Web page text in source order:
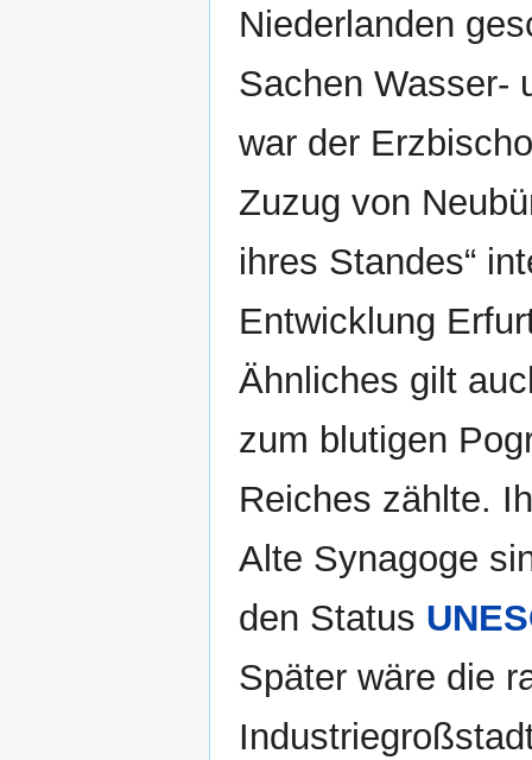
Niederlanden
Sachen Wasser-
war der
Zuzug von
ihres Standes“
Entwicklung
Ähnliches gilt
zum blutigen
Reiches zählte.
Alte Synagoge
den Status
Später wäre die